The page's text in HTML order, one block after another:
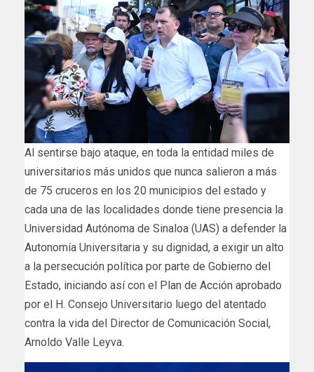
Al sentirse bajo ataque, en toda la entidad miles de
universitarios más unidos que nunca salieron a más
de 75 cruceros en los 20 municipios del estado y
cada una de las localidades donde tiene presencia la
Universidad Autónoma de Sinaloa (UAS) a defender la
Autonomía Universitaria y su dignidad, a exigir un alto
a la persecución política por parte de Gobierno del
Estado, iniciando así con el Plan de Acción aprobado
por el H. Consejo Universitario luego del atentado
contra la vida del Director de Comunicación Social,
Arnoldo Valle Leyva.